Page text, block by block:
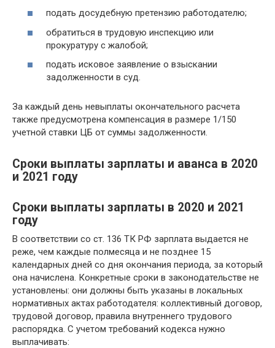
подать досудебную претензию работодателю;
обратиться в трудовую инспекцию или
прокуратуру с жалобой;
подать исковое заявление о взыскании
задолженности в суд.
За каждый день невыплаты окончательного расчета
также предусмотрена компенсация в размере 1/150
учетной ставки ЦБ от суммы задолженности.
Сроки выплаты зарплаты и аванса в 2020
и 2021 году
Сроки выплаты зарплаты в 2020 и 2021
году
В соответствии со ст. 136 ТК РФ зарплата выдается не
реже, чем каждые полмесяца и не позднее 15
календарных дней со дня окончания периода, за который
она начислена. Конкретные сроки в законодательстве не
установлены: они должны быть указаны в локальных
нормативных актах работодателя: коллективный договор,
трудовой договор, правила внутреннего трудового
распорядка. С учетом требований кодекса нужно
выплачивать: